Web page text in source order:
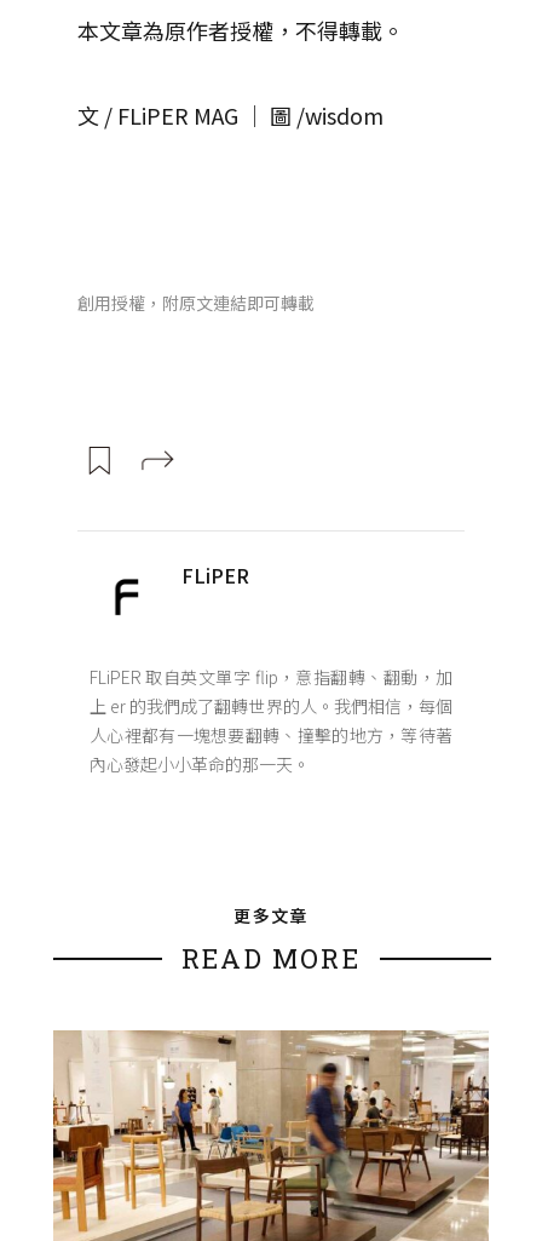
本文章為原作者授權，不得轉載。
文 / FLiPER MAG │ 圖 /wisdom
創用授權，附原文連結即可轉載
FLiPER
FLiPER 取自英文單字 flip，意指翻轉、翻動，加
上 er 的我們成了翻轉世界的人。我們相信，每個
人心裡都有一塊想要翻轉、撞擊的地方，等待著
內心發起小小革命的那一天。
更多文章
READ MORE